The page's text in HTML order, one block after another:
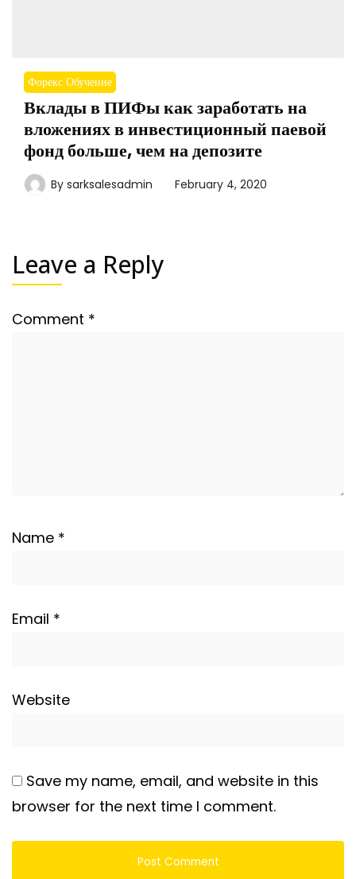
Форекс Обучение
Вклады в ПИФы как заработать на
вложениях в инвестиционный паевой
фонд больше, чем на депозите
By sarksalesadmin February 4, 2020
Leave a Reply
Comment *
Name *
Email *
Website
Save my name, email, and website in this
browser for the next time I comment.